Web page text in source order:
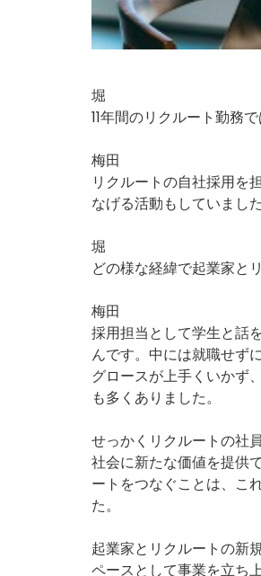
堀
11年間のリクルート勤務
梅田
リクルートの自社採用を
なげる活動もしていました
堀
どの様な経緯で起業家と
梅田
採用担当として学生と話
んです。中には就職せず
グロースが上手くいかず
も多くありました。
せっかくリクルートの社
社会に新たな価値を提供
ートをつなぐことは、こ
た。
起業家とリクルートの新
ペースとして事業を立ち